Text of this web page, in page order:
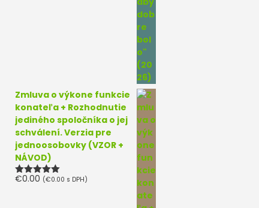
Zmluva o výkone funkcie
konateľa + Rozhodnutie
jediného spoločníka o jej
schválení. Verzia pre
jednoosobovky (VZOR +
NÁVOD)
Hodnotenie
€0.00 (€0.00 s DPH)